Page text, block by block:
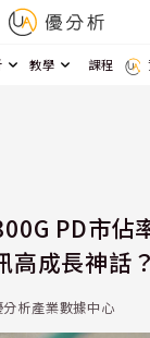
教學 課程
PD市佔
高成長神話？
析產業數據中心